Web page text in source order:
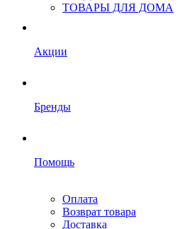
ТОВАРЫ ДЛЯ ДОМА
Акции
Бренды
Помощь
Оплата
Возврат товара
Доставка